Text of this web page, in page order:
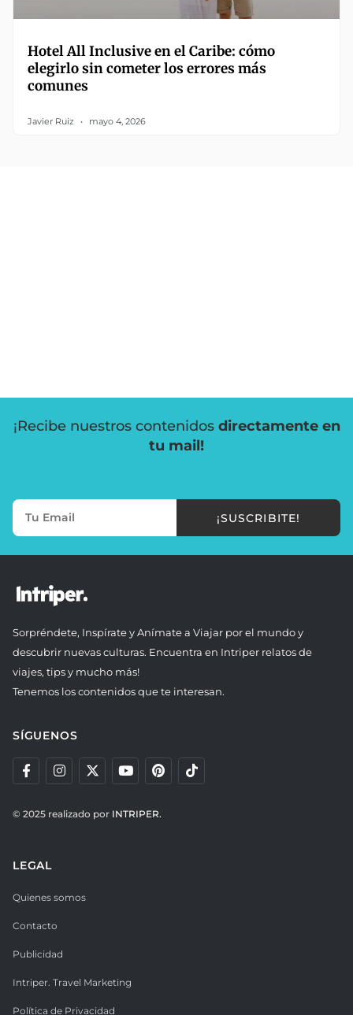
Hotel All Inclusive en el Caribe: cómo
elegirlo sin cometer los errores más
comunes
Javier Ruiz mayo 4, 2026
¡Recibe nuestros contenidos directamente en
tu mail!
¡SUSCRIBITE!
Sorpréndete, Inspírate y Anímate a Viajar por el mundo y
descubrir nuevas culturas. Encuentra en Intriper relatos de
viajes, tips y mucho más!
Tenemos los contenidos que te interesan.
SÍGUENOS
© 2025 realizado por INTRIPER.
LEGAL
Quienes somos
Contacto
Publicidad
Intriper. Travel Marketing
Política de Privacidad